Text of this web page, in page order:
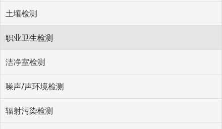
土壤检测
职业卫生检测
洁净室检测
噪声/声环境检测
辐射污染检测